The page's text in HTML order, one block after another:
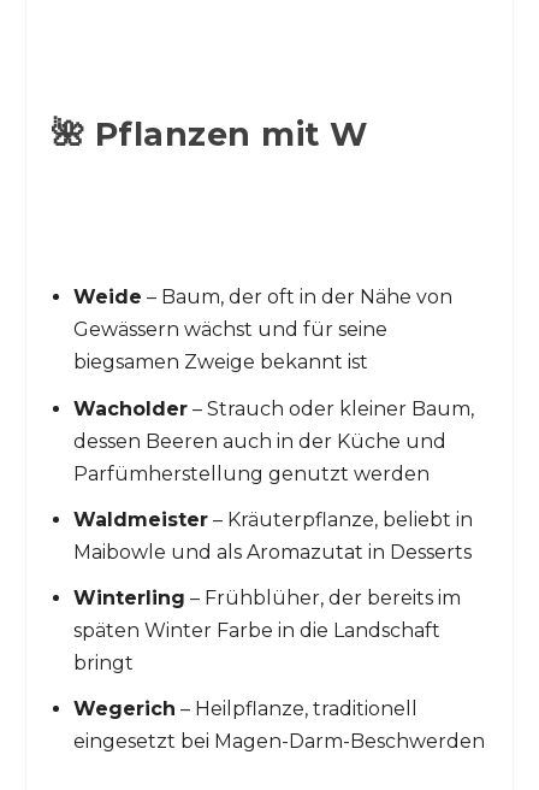
🌺 Pflanzen mit W
Weide – Baum, der oft in der Nähe von
Gewässern wächst und für seine
biegsamen Zweige bekannt ist
Wacholder– Strauch oder kleiner Baum,
dessen Beeren auch in der Küche und
Parfümherstellung genutzt werden
Waldmeister– Kräuterpflanze, beliebt in
Maibowle und als Aromazutat in Desserts
Winterling – Frühblüher, der bereits im
späten Winter Farbe in die Landschaft
bringt
Wegerich – Heilpflanze, traditionell
eingesetzt bei Magen-Darm-Beschwerden